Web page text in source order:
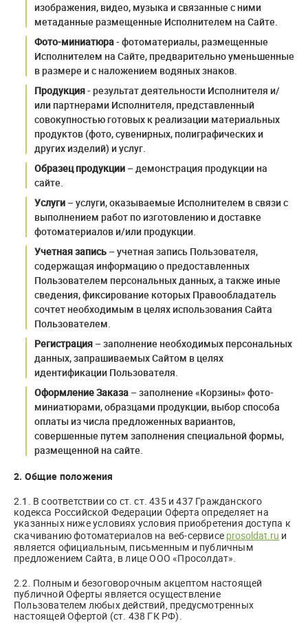
изображения, видео, музыка и связанные с ними
метаданные размещенные Исполнителем на Сайте.
Фото-миниатюра- фотоматериалы, размещенные
Исполнителем на Сайте, предварительно уменьшенные
в размере и с наложением водяных знаков.
Продукция- результат деятельности Исполнителя и/
или партнерами Исполнителя, представленный
совокупностью готовых к реализации материальных
продуктов (фото, сувенирных, полиграфических и
других изделий) и услуг.
Образец продукции – демонстрация продукции на
сайте.
Услуги – услуги, оказываемые Исполнителем в связи с
выполнением работ по изготовлению и доставке
фотоматериалов и/или продукции.
Учетная запись – учетная запись Пользователя,
содержащая информацию о предоставленных
Пользователем персональных данных, а также иные
сведения, фиксирование которых Правообладатель
сочтет необходимым в целях использования Сайта
Пользователем.
Регистрация – заполнение необходимых персональных
данных, запрашиваемых Сайтом в целях
идентификации Пользователя.
Оформление Заказа – заполнение «Корзины» фото-
миниатюрами, образцами продукции, выбор способа
оплаты из числа предложенных вариантов,
совершенные путем заполнения специальной формы,
размещенной на сайте.
2. Общие положения
2.1. В соответствии со ст. ст. 435 и 437 Гражданского
кодекса Российской Федерации Оферта определяет на
указанных ниже условиях условия приобретения доступа к
скачиванию фотоматериалов на веб-сервисе prosoldat.ru и
является официальным, письменным и публичным
предложением Сайта, в лице ООО «Просолдат».
2.2. Полным и безоговорочным акцептом настоящей
публичной Оферты является осуществление
Пользователем любых действий, предусмотренных
настоящей Офертой (ст. 438 ГК РФ).